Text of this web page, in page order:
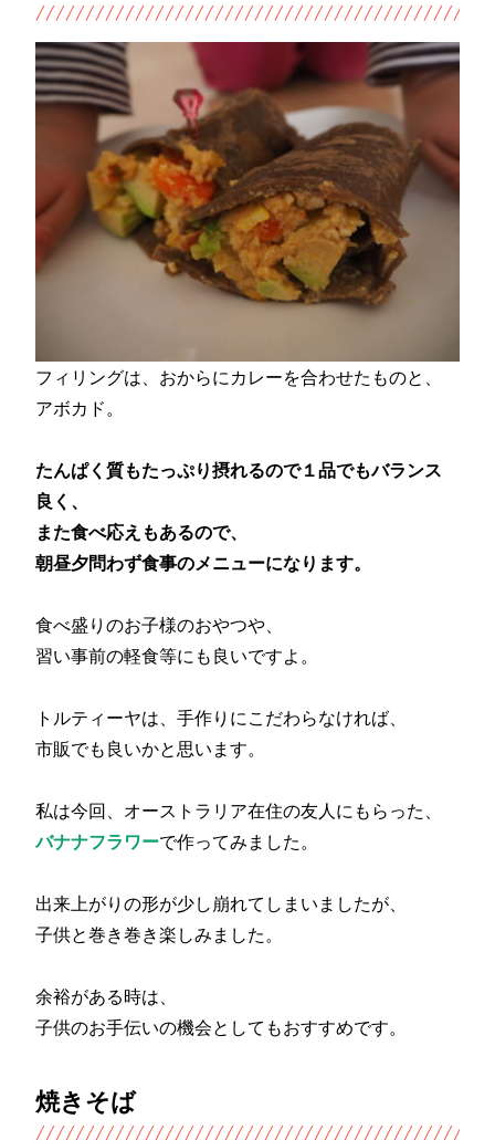
フィリングは、おからにカレーを合わせたものと、
アボカド。
たんぱく質もたっぷり摂れるので１品でもバランス
良く、
また食べ応えもあるので、
朝昼夕問わず食事のメニューになります。
食べ盛りのお子様のおやつや、
習い事前の軽食等にも良いですよ。
トルティーヤは、手作りにこだわらなければ、
市販でも良いかと思います。
私は今回、オーストラリア在住の友人にもらった、
バナナフラワーで作ってみました。
出来上がりの形が少し崩れてしまいましたが、
子供と巻き巻き楽しみました。
余裕がある時は、
子供のお手伝いの機会としてもおすすめです。
焼きそば